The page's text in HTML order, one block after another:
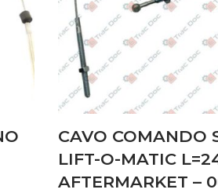
CAVO COMANDO
LIFT-O-MATIC
AFTERMARKET –